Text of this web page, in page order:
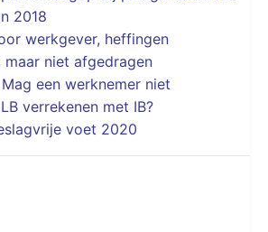
2018
werkgever, heffingen
maar niet afgedragen
een werknemer niet
verrekenen met IB?
voet 2020